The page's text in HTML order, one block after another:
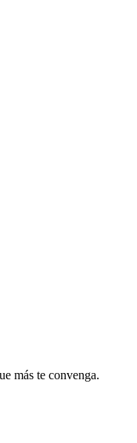
más te convenga.